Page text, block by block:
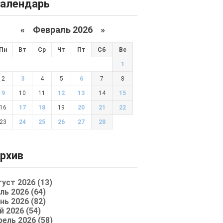
« Февраль 2026 »
Пн Вт Ср Чт Пт Сб Вс
1
2 3 4 5 6 7 8
9 10 11 12 13 14 15
16 17 18 19 20 21 22
23 24 25 26 27 28
2026 (13)
2026 (64)
2026 (82)
2026 (54)
2026 (58)